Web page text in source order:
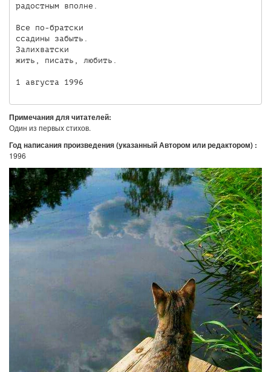
радостным вполне.
Все по-братски
ссадины забыть.
Залихватски
жить, писать, любить.
Примечания для читателей:
Один из первых стихов.
Год написания произведения (указанный Автором или редактором) :
1996